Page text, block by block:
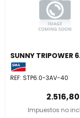
REF: STP6.0-3AV-40
Impuestos no